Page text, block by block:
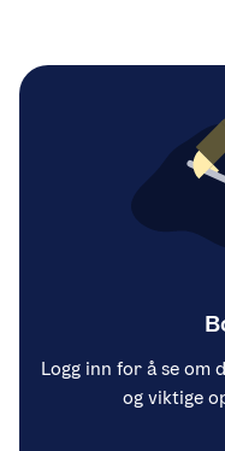
Logg inn for å se om
og viktige